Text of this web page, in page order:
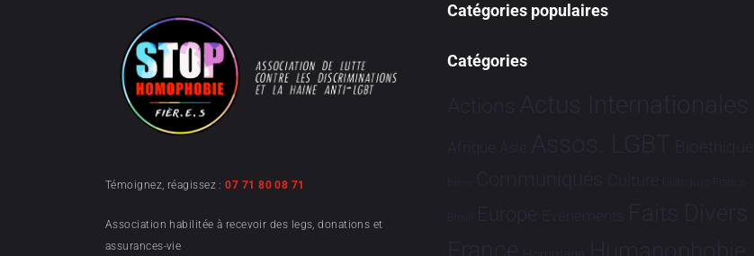
Témoignez, réagissez :07 71 80 08 71
Association habilitée à recevoir des legs, donations et
assurances-vie
Catégories populaires
Catégories
Actions Actus Internationales
Afrique Asie Assos. LGBT Bioéthique
Brève Communiqués Culture Dialogues France-
Brésil Europe Evénements Faits Divers
Humanophobie